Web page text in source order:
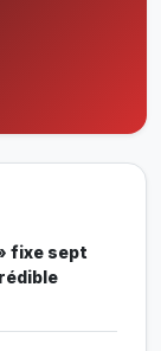
fixe sept